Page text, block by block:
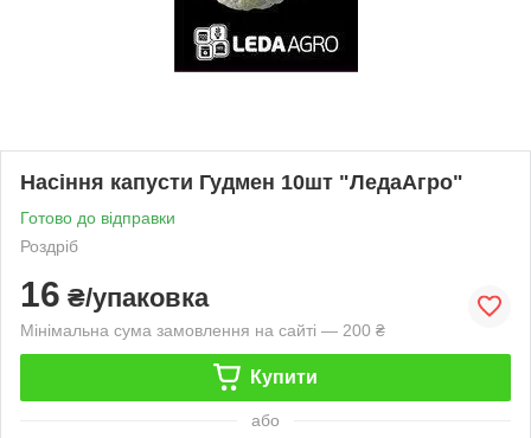
Насіння капусти Гудмен 10шт "ЛедаАгро"
Готово до відправки
Роздріб
16 ₴/упаковка
Мінімальна сума замовлення на сайті — 200 ₴
Купити
або